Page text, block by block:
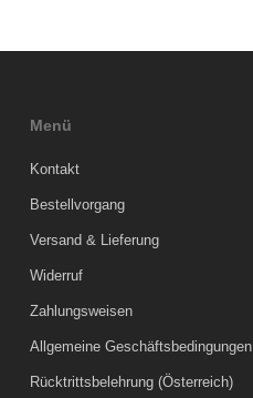
Menü
Kontakt
Bestellvorgang
Versand & Lieferung
Widerruf
Zahlungsweisen
Allgemeine Geschäftsbedingungen
Rücktrittsbelehrung (Österreich)